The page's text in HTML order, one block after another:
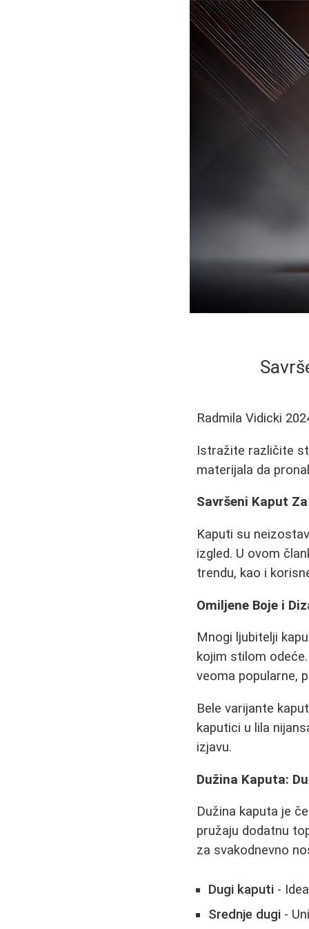
Radmila Vidicki
Istražite različite
materijala da
Savršeni Kaput
Kaputi su
izgled. U ovom
trendu, kao i
Omiljene Boje i
Mnogi ljubitelji
kojim stilom
veoma popularne,
Bele varijante
kaputici u lila
izjavu.
Dužina Kaputa:
Dužina kaputa je
pružaju dodatnu
za svakodnevno
Dugi kaputi -
Srednje dugi -